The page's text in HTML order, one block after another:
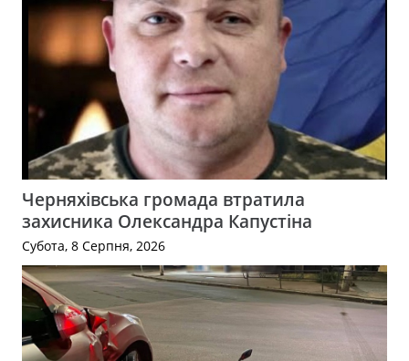
Черняхівська громада втратила
захисника Олександра Капустіна
Субота, 8 Серпня, 2026